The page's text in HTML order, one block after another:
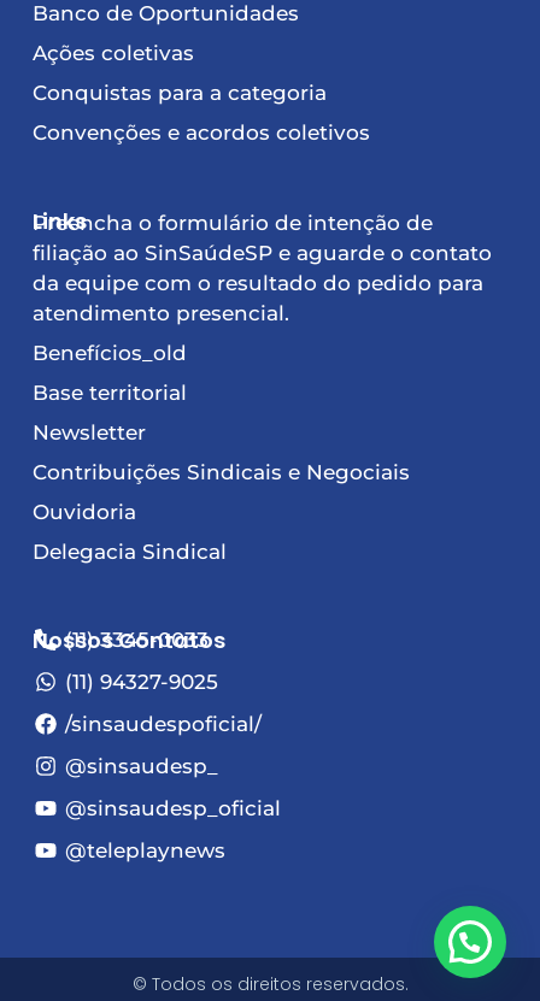
Banco de Oportunidades
Ações coletivas
Conquistas para a categoria
Convenções e acordos coletivos
Links
Preencha o formulário de intenção de
filiação ao SinSaúdeSP e aguarde o contato
da equipe com o resultado do pedido para
atendimento presencial.
Benefícios_old
Base territorial
Newsletter
Contribuições Sindicais e Negociais
Ouvidoria
Delegacia Sindical
Nossos Contatos
(11) 3345-0033
(11) 94327-9025
/sinsaudespoficial/
@sinsaudesp_
@sinsaudesp_oficial
@teleplaynews
© Todos os direitos reservados.